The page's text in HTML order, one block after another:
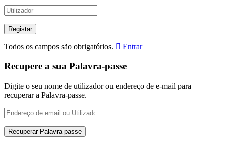
Todos os campos são obrigatórios. Entrar
Recupere a sua Palavra-passe
Digite o seu nome de utilizador ou endereço de e-mail para
recuperar a Palavra-passe.